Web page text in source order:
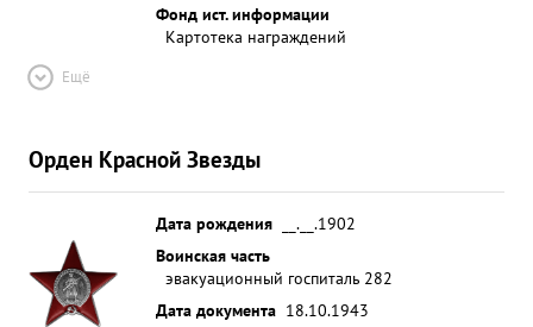
Фонд ист. информации
Картотека награждений
Ещё
Орден Красной Звезды
Дата рождения
__.__.1902
Воинская часть
эвакуационный госпиталь 282
Дата документа 18.10.1943